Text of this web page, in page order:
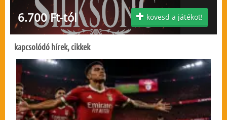
6.700 Ft-tól kövesd a játékot!
kapcsolódó hírek, cikkek